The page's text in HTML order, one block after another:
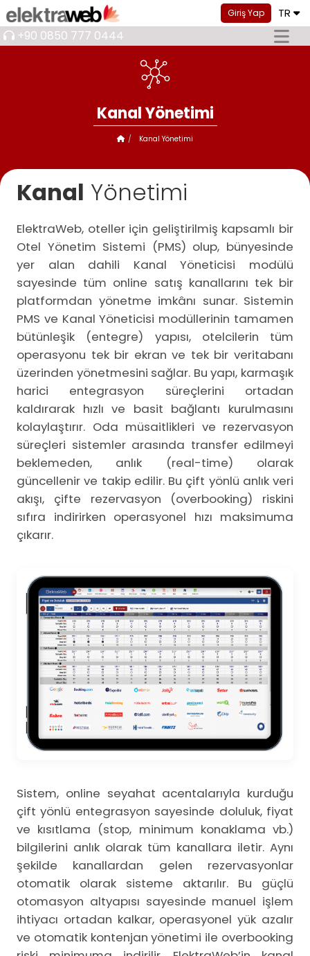
Giriş Yap TR
+90 0850 777 0444
Kanal Yönetimi
Kanal Yönetimi
Kanal Yönetimi
ElektraWeb, oteller için geliştirilmiş kapsamlı bir
Otel Yönetim Sistemi (PMS) olup, bünyesinde
yer alan dahili Kanal Yöneticisi modülü
sayesinde tüm online satış kanallarını tek bir
platformdan yönetme imkânı sunar. Sistemin
PMS ve Kanal Yöneticisi modüllerinin tamamen
bütünleşik (entegre) yapısı, otelcilerin tüm
operasyonu tek bir ekran ve tek bir veritabanı
üzerinden yönetmesini sağlar. Bu yapı, karmaşık
harici entegrasyon süreçlerini ortadan
kaldırarak hızlı ve basit bağlantı kurulmasını
kolaylaştırır. Oda müsaitlikleri ve rezervasyon
süreçleri sistemler arasında transfer edilmeyi
beklemeden, anlık (real-time) olarak
güncellenir ve takip edilir. Bu çift yönlü anlık veri
akışı, çifte rezervasyon (overbooking) riskini
sıfıra indirirken operasyonel hızı maksimuma
çıkarır.
Sistem, online seyahat acentalarıyla kurduğu
çift yönlü entegrasyon sayesinde doluluk, fiyat
ve kısıtlama (stop, minimum konaklama vb.)
bilgilerini anlık olarak tüm kanallara iletir. Aynı
şekilde kanallardan gelen rezervasyonlar
otomatik olarak sisteme aktarılır. Bu güçlü
otomasyon altyapısı sayesinde manuel işlem
ihtiyacı ortadan kalkar, operasyonel yük azalır
ve otomatik kontenjan yönetimi ile overbooking